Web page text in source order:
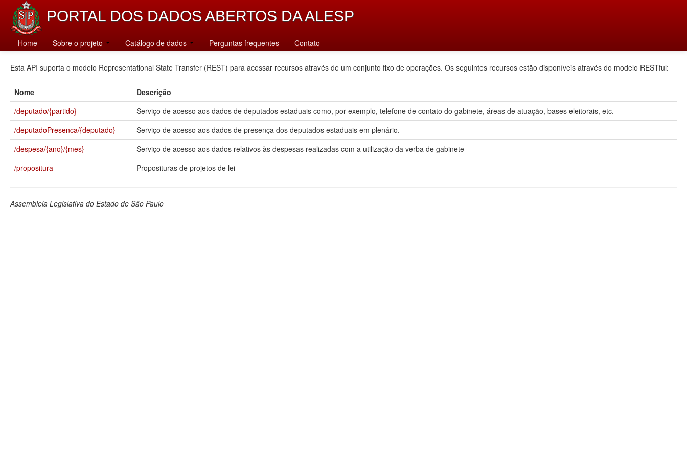
PORTAL DOS DADOS ABERTOS DA ALESP
Home Sobre o projeto Catálogo de dados Perguntas frequentes Contato
Catálogo
Esta API suporta o modelo Representational State Transfer (REST) para acessar recursos através de um conjunto fixo de operações. Os seguintes recursos estão disponíveis através do modelo RESTful:
Nome
Descrição
/deputado/{partido}
Serviço de acesso aos dados de deputados estaduais como, por exemplo, telefone de contato do gabinete, áreas de atuação, bases eleitorais, etc.
/deputadoPresenca/{deputado}
Serviço de acesso aos dados de presença dos deputados estaduais em plenário.
/despesa/{ano}/{mes}
Serviço de acesso aos dados relativos às despesas realizadas com a utilização da verba de gabinete
/propositura
Proposituras de projetos de lei
Assembleia Legislativa do Estado de São Paulo